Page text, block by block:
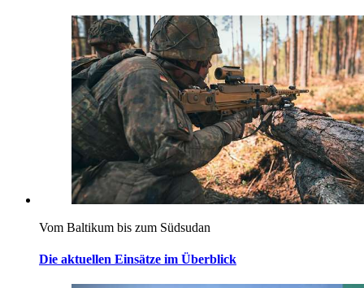
Vom Baltikum bis zum Südsudan
Die aktuellen Einsätze im Überblick